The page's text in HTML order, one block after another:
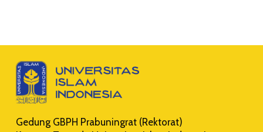
Gedung GBPH Prabuningrat (Rektorat)